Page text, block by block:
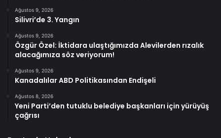
Ağustos 9, 2026
Silivri’de 3. Yangın
Ağustos 9, 2026
Özgür Özel: İktidara ulaştığımızda Alevilerden rızalık
alacağımıza söz veriyorum!
Ağustos 9, 2026
Kanadalılar ABD Politikasından Endişeli
Ağustos 8, 2026
Yeni Parti’den tutuklu belediye başkanları için yürüyüş
çağrısı